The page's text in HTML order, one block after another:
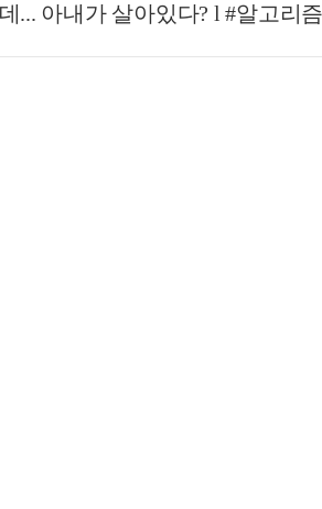
아내가 살아있다? l #알고리